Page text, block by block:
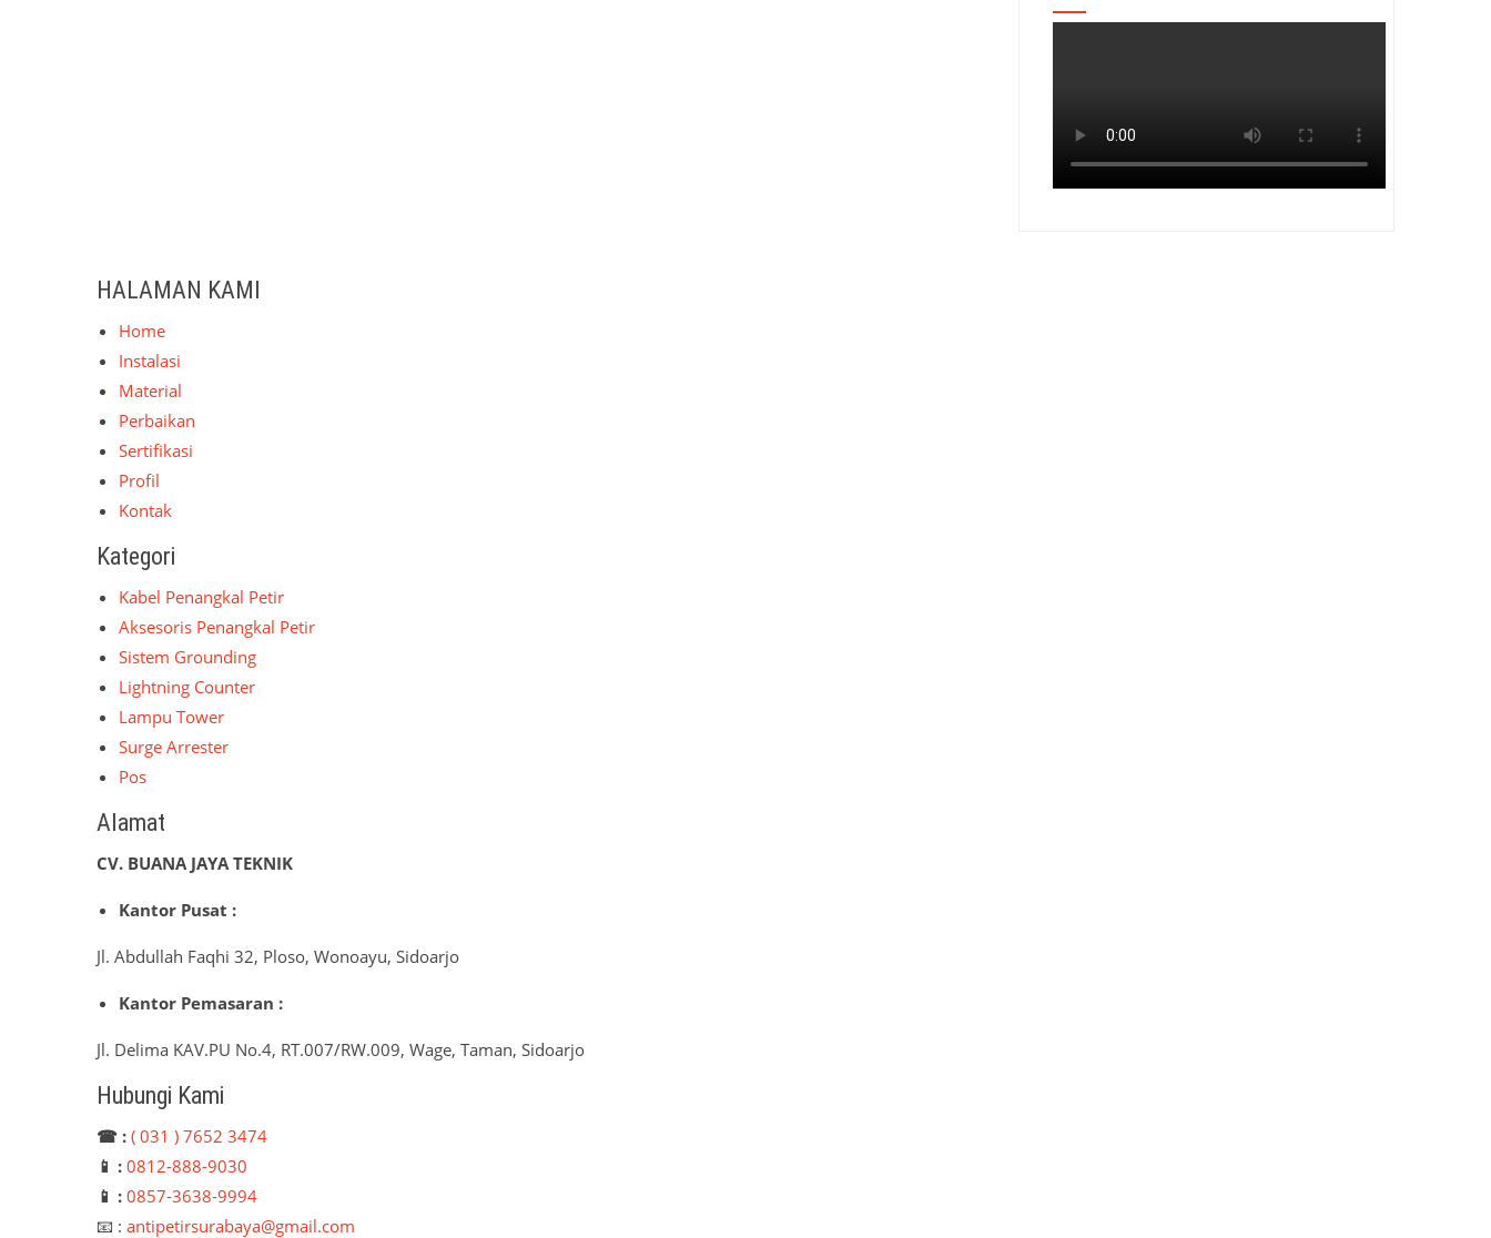
HALAMAN KAMI
Home
Instalasi
Material
Perbaikan
Sertifikasi
Profil
Kontak
Kategori
Kabel Penangkal Petir
Aksesoris Penangkal Petir
Sistem Grounding
Lightning Counter
Lampu Tower
Surge Arrester
Pos
Alamat
CV. BUANA JAYA TEKNIK
Kantor Pusat :
Jl. Abdullah Faqhi 32, Ploso, Wonoayu, Sidoarjo
Kantor Pemasaran :
Jl. Delima KAV.PU No.4, RT.007/RW.009, Wage, Taman, Sidoarjo
Hubungi Kami
☎ : ( 031 ) 7652 3474
📱 : 0812-888-9030
📱 : 0857-3638-9994
📧 : antipetirsurabaya@gmail.com